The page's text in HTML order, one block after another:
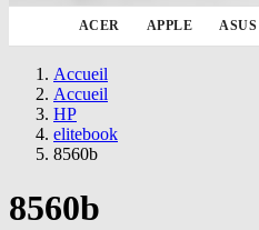
ACER APPLE ASUS
Accueil
Accueil
HP
elitebook
8560b
8560b